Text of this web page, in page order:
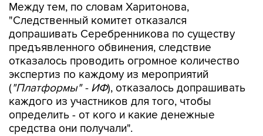
Между тем, по словам Харитонова,
"Следственный комитет отказался
допрашивать Серебренникова по существу
предъявленного обвинения, следствие
отказалось проводить огромное количество
экспертиз по каждому из мероприятий
("Платформы" - ИФ), отказалось допрашивать
каждого из участников для того, чтобы
определить - от кого и какие денежные
средства они получали".